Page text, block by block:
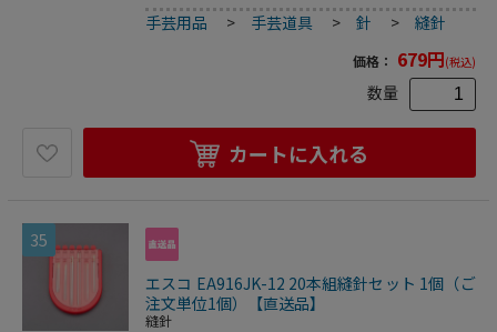
めできます。●梱包サイズ:55×89×16●梱包重量14g
手芸用品 > 手芸道具 >針 >縫針
価格： 679円(税込)
数量
カートに入れる
35
エスコ EA916JK-12 20本組縫針セット 1個（ご
注文単位1個）【直送品】
縫針